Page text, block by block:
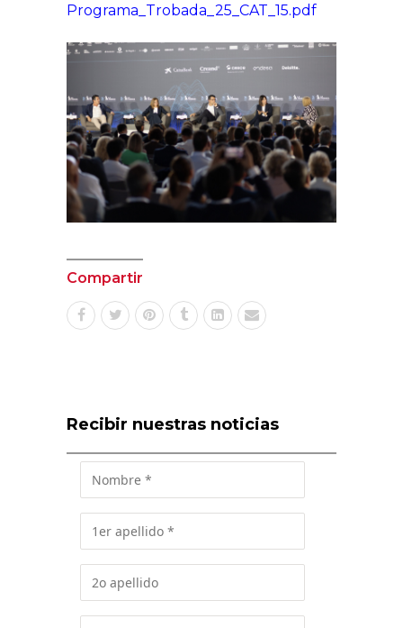
Programa_Trobada_25_CAT_15.pdf
Compartir
Recibir nuestras noticias